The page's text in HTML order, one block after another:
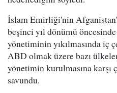
İslam Emirliği'nin
beşinci yıl dönümü
yönetiminin yıkılmasında iç
ABD olmak üzere bazı
yönetimin kurulmasına karşı
savundu.